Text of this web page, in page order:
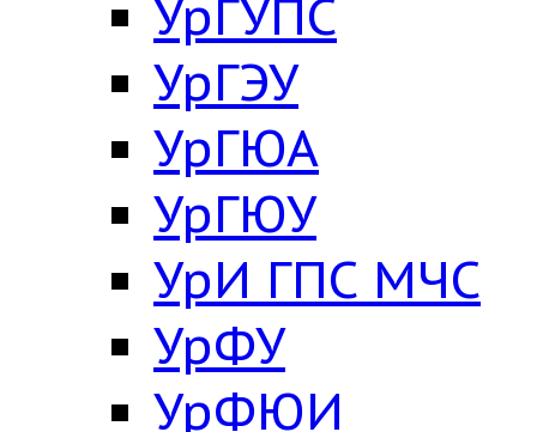
УрГУПС
УрГЭУ
УрГЮА
УрГЮУ
УрИ ГПС МЧС
УрФУ
УрФЮИ